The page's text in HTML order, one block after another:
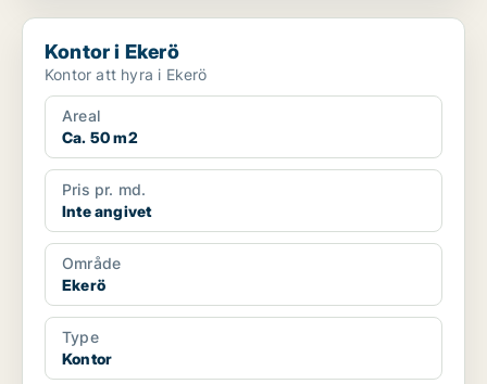
Kontor i Ekerö
Kontor i Ekerö
Kontor att hyra i Ekerö
Areal
Ca. 50 m2
Pris pr. md.
Inte angivet
Område
Ekerö
Type
Kontor